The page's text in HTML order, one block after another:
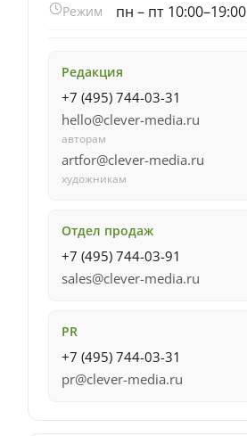
Режим пн – пт 10:00–19:00
Редакция
+7 (495) 744-03-31
hello@clever-media.ru
авторам
artfor@clever-media.ru
художникам
Отдел продаж
+7 (495) 744-03-91
sales@clever-media.ru
PR
+7 (495) 744-03-31
pr@clever-media.ru